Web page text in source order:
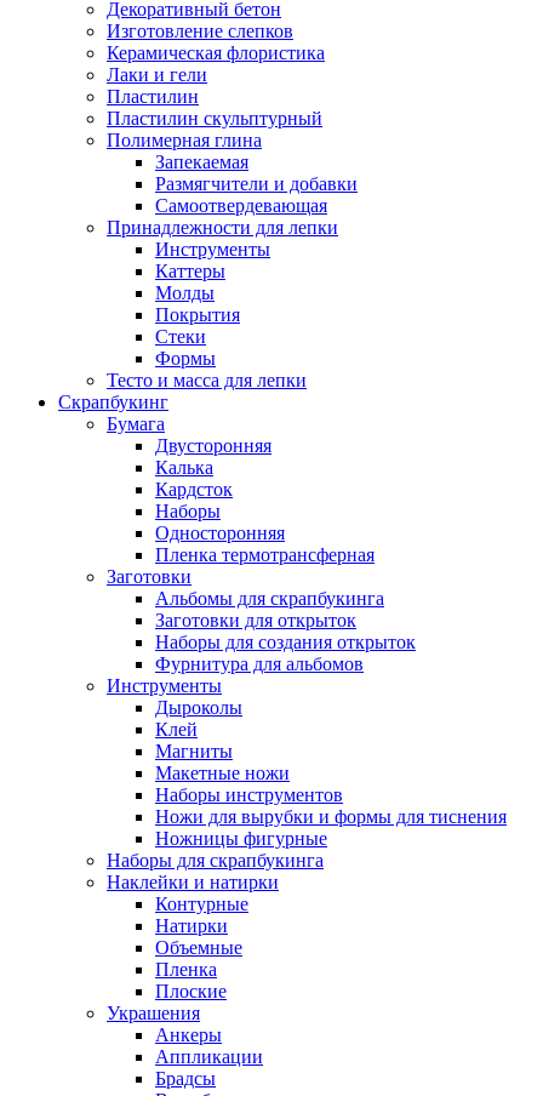
Декоративный бетон
Изготовление слепков
Керамическая флористика
Лаки и гели
Пластилин
Пластилин скульптурный
Полимерная глина
Запекаемая
Размягчители и добавки
Самоотвердевающая
Принадлежности для лепки
Инструменты
Каттеры
Молды
Покрытия
Стеки
Формы
Тесто и масса для лепки
Скрапбукинг
Бумага
Двусторонняя
Калька
Кардсток
Наборы
Односторонняя
Пленка термотрансферная
Заготовки
Альбомы для скрапбукинга
Заготовки для открыток
Наборы для создания открыток
Фурнитура для альбомов
Инструменты
Дыроколы
Клей
Магниты
Макетные ножи
Наборы инструментов
Ножи для вырубки и формы для тиснения
Ножницы фигурные
Наборы для скрапбукинга
Наклейки и натирки
Контурные
Натирки
Объемные
Пленка
Плоские
Украшения
Анкеры
Аппликации
Брадсы